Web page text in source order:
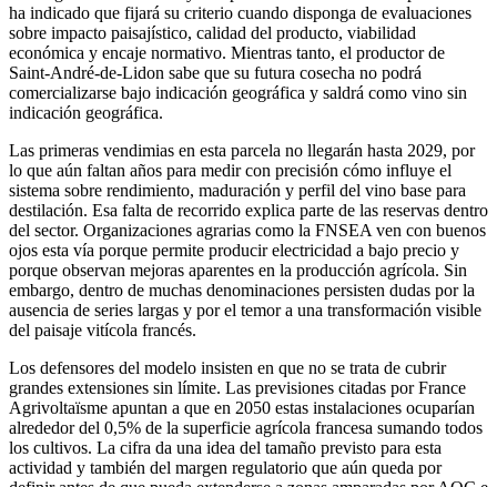
ha indicado que fijará su criterio cuando disponga de evaluaciones
sobre impacto paisajístico, calidad del producto, viabilidad
económica y encaje normativo. Mientras tanto, el productor de
Saint-André-de-Lidon sabe que su futura cosecha no podrá
comercializarse bajo indicación geográfica y saldrá como vino sin
indicación geográfica.
Las primeras vendimias en esta parcela no llegarán hasta 2029, por
lo que aún faltan años para medir con precisión cómo influye el
sistema sobre rendimiento, maduración y perfil del vino base para
destilación. Esa falta de recorrido explica parte de las reservas dentro
del sector. Organizaciones agrarias como la FNSEA ven con buenos
ojos esta vía porque permite producir electricidad a bajo precio y
porque observan mejoras aparentes en la producción agrícola. Sin
embargo, dentro de muchas denominaciones persisten dudas por la
ausencia de series largas y por el temor a una transformación visible
del paisaje vitícola francés.
Los defensores del modelo insisten en que no se trata de cubrir
grandes extensiones sin límite. Las previsiones citadas por France
Agrivoltaïsme apuntan a que en 2050 estas instalaciones ocuparían
alrededor del 0,5% de la superficie agrícola francesa sumando todos
los cultivos. La cifra da una idea del tamaño previsto para esta
actividad y también del margen regulatorio que aún queda por